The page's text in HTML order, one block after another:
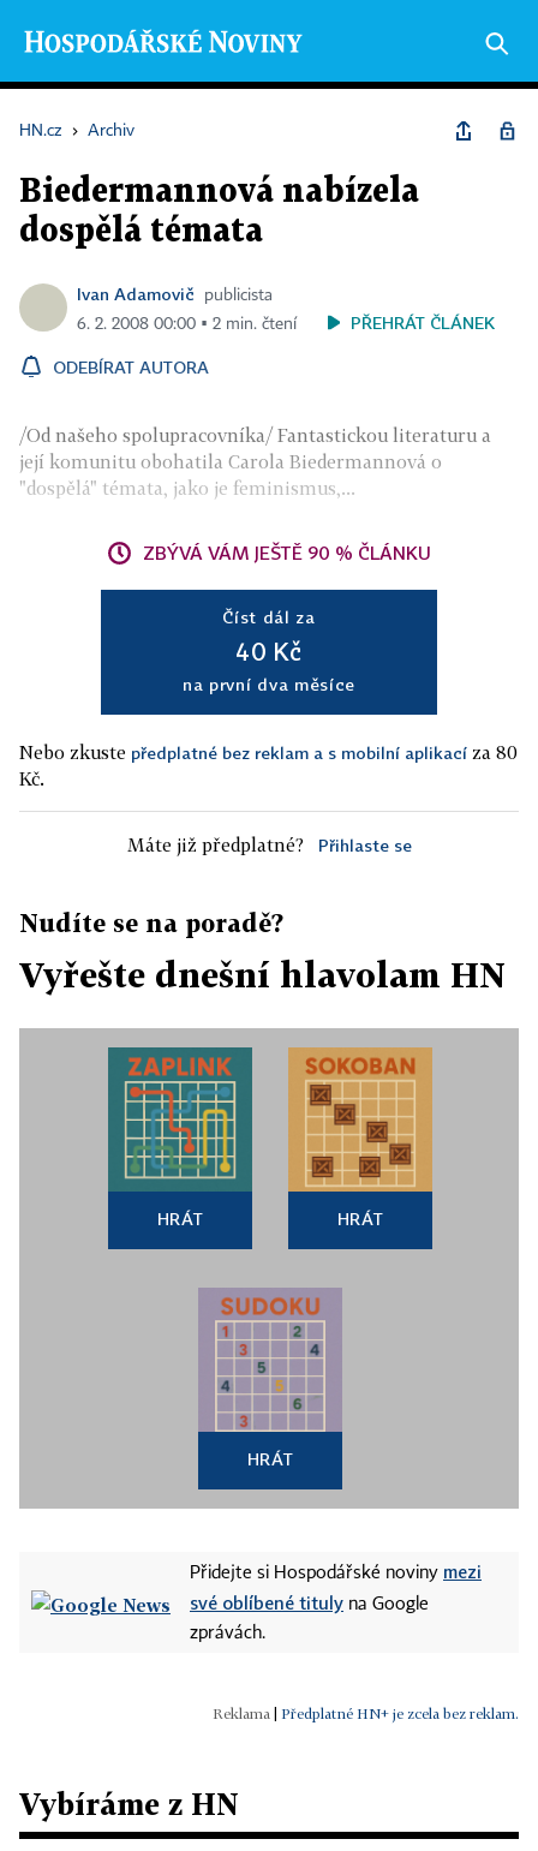
HN.cz › Archiv
Biedermannová nabízela
dospělá témata
Ivan Adamovič
publicista
6. 2. 2008 00:00 ▪ 2 min. čtení
PŘEHRÁT ČLÁNEK
ODEBÍRAT AUTORA
/Od našeho spolupracovníka/ Fantastickou literaturu a
její komunitu obohatila Carola Biedermannová o
"dospělá" témata, jako je feminismus,...
ZBÝVÁ VÁM JEŠTĚ 90 % ČLÁNKU
Číst dál za
40 Kč
na první dva měsíce
Nebo zkuste předplatné bez reklam a s mobilní aplikací za 80
Kč.
Máte již předplatné? Přihlaste se
Nudíte se na poradě?
Vyřešte dnešní hlavolam HN
HRÁT HRÁT
HRÁT
Přidejte si Hospodářské noviny mezi
své oblíbené tituly na Google
zprávách.
Předplatné HN+ je zcela bez reklam.
Vybíráme z HN